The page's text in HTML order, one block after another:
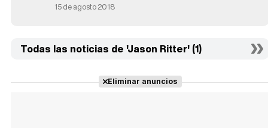
15 de agosto 2018
Todas las noticias de 'Jason Ritter' (1)
Eliminar anuncios